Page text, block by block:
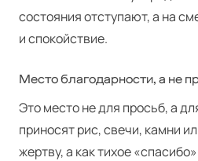
состояния отступают, а на
и спокойствие.
Место благодарности, а не
Это место не для просьб, а
приносят рис, свечи, камни
жертву, а как тихое